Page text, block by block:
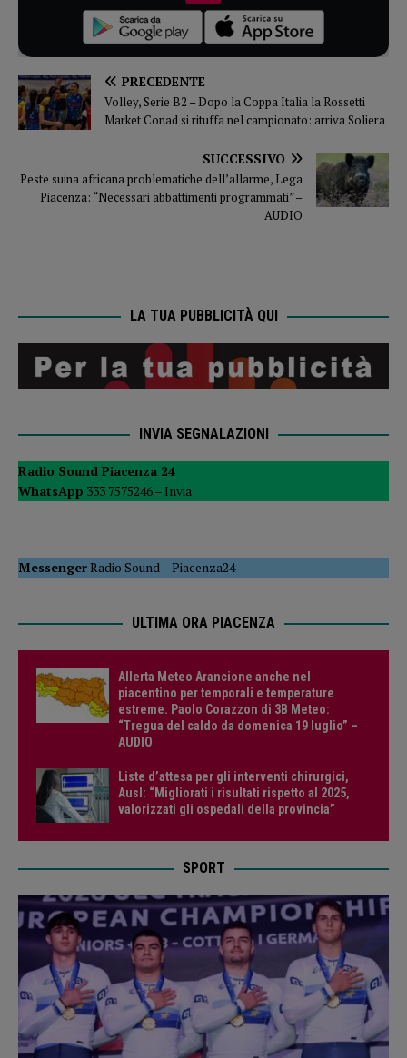
PRECEDENTE
Volley, Serie B2 – Dopo la Coppa Italia la Rossetti
Market Conad si rituffa nel campionato: arriva Soliera
SUCCESSIVO
Peste suina africana problematiche dell’allarme, Lega
Piacenza: “Necessari abbattimenti programmati” –
AUDIO
LA TUA PUBBLICITÀ QUI
INVIA SEGNALAZIONI
Radio Sound Piacenza 24
WhatsApp 333 7575246 – Invia
MessengerRadio Sound–Piacenza24
ULTIMA ORA PIACENZA
Allerta Meteo Arancione anche nel
piacentino per temporali e temperature
estreme. Paolo Corazzon di 3B Meteo:
“Tregua del caldo da domenica 19 luglio” –
AUDIO
Liste d’attesa per gli interventi chirurgici,
Ausl: “Migliorati i risultati rispetto al 2025,
valorizzati gli ospedali della provincia”
SPORT